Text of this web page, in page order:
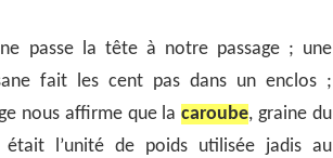
passe la tête à notre passage ; une
fait les cent pas dans un enclos ;
nous affirme que lacaroube, graine du
était l’unité de poids utilisée jadis au